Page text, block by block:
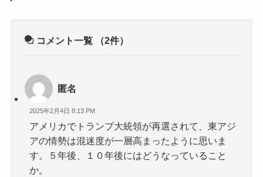
コメント一覧 （2件）
匿名
2025年2月4日 8:13 PM
アメリカでトランプ大統領が再選されて、東アジ
アの情勢は混迷度が一層高まったように思いま
す。５年後、１０年後にはどうなっていること
か。